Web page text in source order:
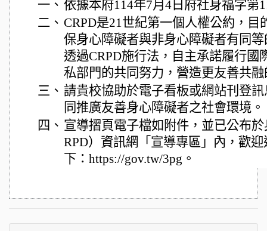
一、 依據本府114年7月4日府社身福字第
二、 CRPD是21世紀第一個人權公約，目
保身心障礙者與非身心障礙者有同
透過CRPD施行法，自主承諾履行國
私部門的共同努力，營造更友善共
三、 請貴校協助於電子看板或網站刊登
同推廣友善身心障礙者之社會環境。
四、 宣導摺頁電子檔如附件，並已公布
RPD）資訊網「宣導專區」內，歡
下：https://gov.tw/3pg。